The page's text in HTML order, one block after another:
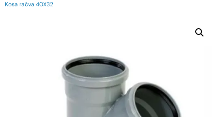
Kosa račva 40X32